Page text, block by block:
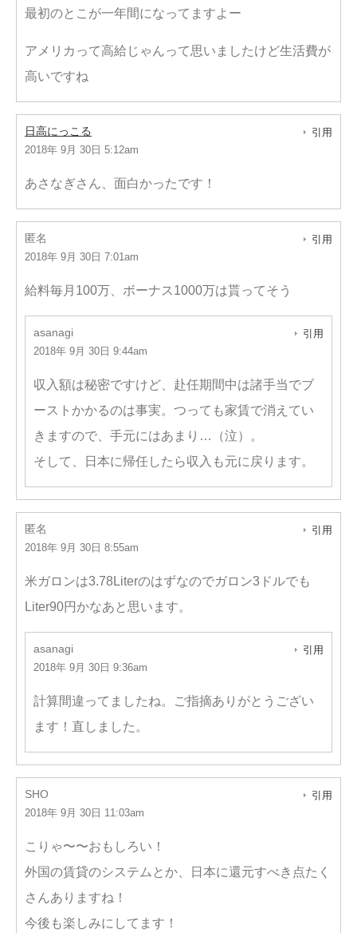
最初のとこが一年間になってますよー
アメリカって高給じゃんって思いましたけど生活費が
高いですね
日高にっこる
2018年 9月 30日 5:12am
引用
あさなぎさん、面白かったです！
匿名
2018年 9月 30日 7:01am
引用
給料毎月100万、ボーナス1000万は貰ってそう
asanagi
2018年 9月 30日 9:44am
引用
収入額は秘密ですけど、赴任期間中は諸手当でブ
ーストかかるのは事実。つっても家賃で消えてい
きますので、手元にはあまり…（泣）。
そして、日本に帰任したら収入も元に戻ります。
匿名
2018年 9月 30日 8:55am
引用
米ガロンは3.78Literのはずなのでガロン3ドルでも
Liter90円かなあと思います。
asanagi
2018年 9月 30日 9:36am
引用
計算間違ってましたね。ご指摘ありがとうござい
ます！直しました。
SHO
2018年 9月 30日 11:03am
引用
こりゃ〜〜おもしろい！
外国の賃貸のシステムとか、日本に還元すべき点たく
さんありますね！
今後も楽しみにしてます！